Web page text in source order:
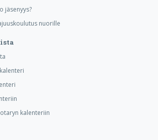
jäsenyys?
nuorille
kalenteriin